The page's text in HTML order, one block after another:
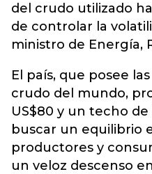
del crudo utilizado
de controlar la
ministro de Energía,
El país, que posee
crudo del mundo,
US$80 y un techo de
buscar un equilibrio
productores y
un veloz descenso